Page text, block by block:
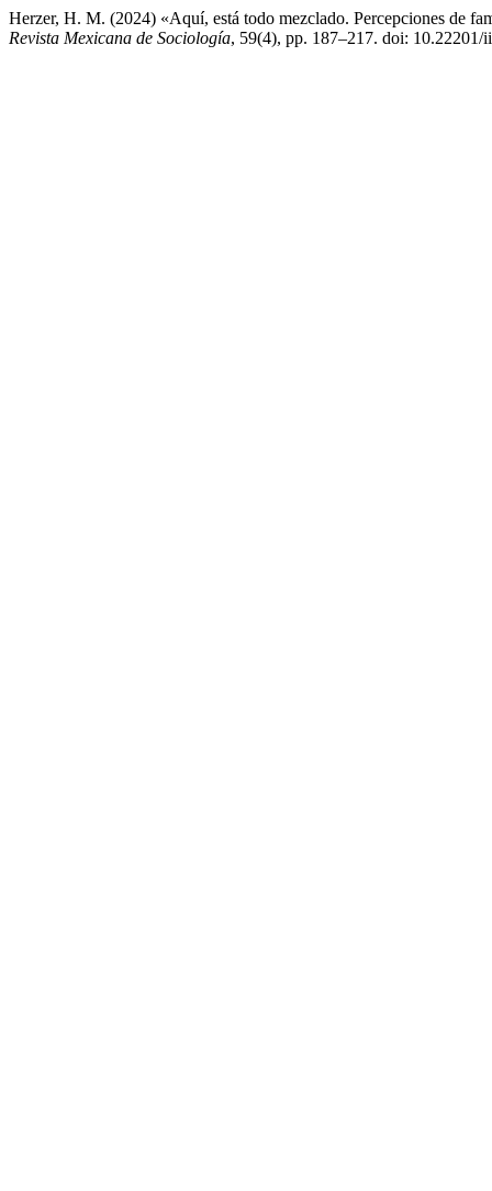
Herzer, H. M. (2024) «Aquí, está todo mezclado. Percepciones de
Revista Mexicana de Sociología, 59(4), pp. 187–217. doi: 10.22201/